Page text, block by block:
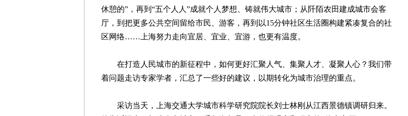
休憩的”，再到“五个人人”成就个人梦想、铸就伟大城市；从阡陌农田建成城市会客
厅，到把更多公共空间留给市民、游客，再到以15分钟社区生活圈构建紧凑复合的社
区网络……上海努力走向宜居、宜业、宜游，也更有温度。
在打造人民城市的新征程中，如何更好汇聚人气、集聚人才、凝聚人心？我们带
着问题走访专家学者，汇总了一些好的建议，以期转化为城市治理的重点。
采访当天，上海交通大学城市科学研究院院长刘士林刚从江西景德镇调研归来。